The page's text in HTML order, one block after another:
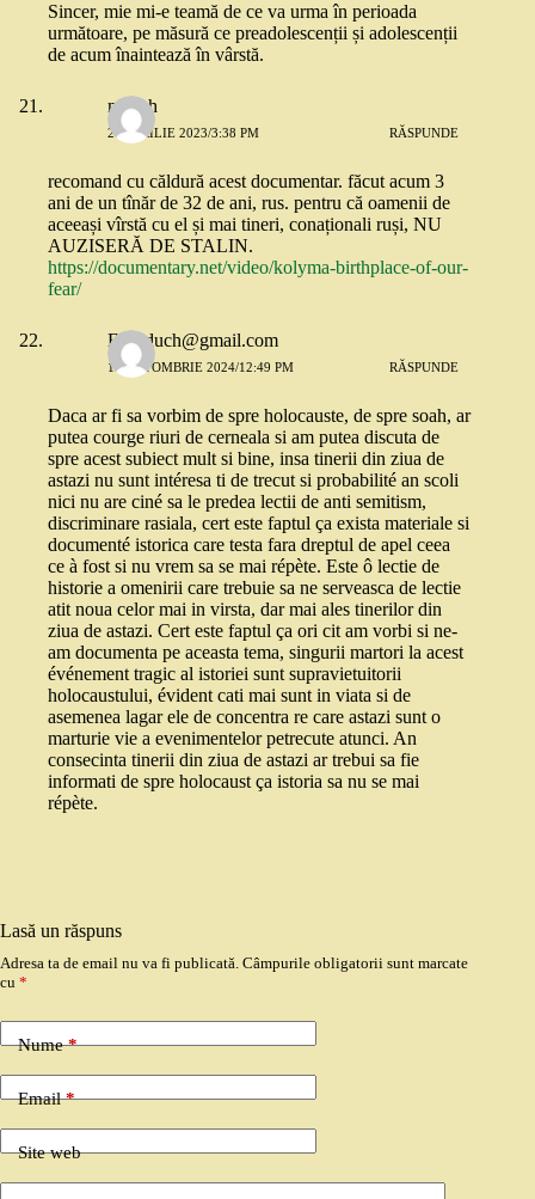
Sincer, mie mi-e teamă de ce va urma în perioada
următoare, pe măsură ce preadolescenții și adolescenții
de acum înaintează în vârstă.
mcfish
27 APRILIE 2023/3:38 PM RĂSPUNDE
recomand cu căldură acest documentar. făcut acum 3
ani de un tînăr de 32 de ani, rus. pentru că oamenii de
aceeași vîrstă cu el și mai tineri, conaționali ruși, NU
AUZISERĂ DE STALIN.
https://documentary.net/video/kolyma-birthplace-of-our-
fear/
Erissduch@gmail.com
19 OCTOMBRIE 2024/12:49 PM RĂSPUNDE
Daca ar fi sa vorbim de spre holocauste, de spre soah, ar
putea courge riuri de cerneala si am putea discuta de
spre acest subiect mult si bine, insa tinerii din ziua de
astazi nu sunt intéresa ti de trecut si probabilité an scoli
nici nu are ciné sa le predea lectii de anti semitism,
discriminare rasiala, cert este faptul ça exista materiale si
documenté istorica care testa fara dreptul de apel ceea
ce à fost si nu vrem sa se mai répète. Este ô lectie de
historie a omenirii care trebuie sa ne serveasca de lectie
atit noua celor mai in virsta, dar mai ales tinerilor din
ziua de astazi. Cert este faptul ça ori cit am vorbi si ne-
am documenta pe aceasta tema, singurii martori la acest
événement tragic al istoriei sunt supravietuitorii
holocaustului, évident cati mai sunt in viata si de
asemenea lagar ele de concentra re care astazi sunt o
marturie vie a evenimentelor petrecute atunci. An
consecinta tinerii din ziua de astazi ar trebui sa fie
informati de spre holocaust ça istoria sa nu se mai
répète.
Lasă un răspuns
Adresa ta de email nu va fi publicată. Câmpurile obligatorii sunt marcate
cu *
Nume*
Email*
Site web